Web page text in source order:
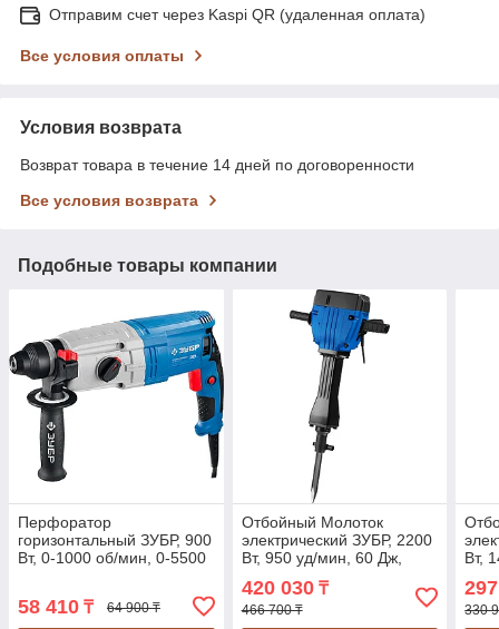
Отправим счет через Kaspi QR (удаленная оплата)
Все условия оплаты
Условия возврата
Возврат товара в течение 14 дней по договоренности
Все условия возврата
Подобные товары компании
Перфоратор
горизонтальный ЗУБР, 900
Вт, 0-1000 об/мин, 0-5500
"Профессионал" (ЗП-30-
900 К)
58 410 ₸ 64 900 ₸
Отбойный Молоток
электрический ЗУБР, 2200
Вт, 950 уд/мин, 60 Дж,
серия "Профессионал"
(ЗМ-60-2200 ВК)
420 030₸
466 700 ₸
Вт,
(ЗМ-
330